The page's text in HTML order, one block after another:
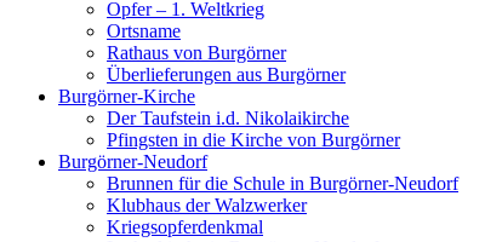
Opfer – 1. Weltkrieg
Ortsname
Rathaus von Burgörner
Überlieferungen aus Burgörner
Burgörner-Kirche
Der Taufstein i.d. Nikolaikirche
Pfingsten in die Kirche von Burgörner
Burgörner-Neudorf
Brunnen für die Schule in Burgörner-Neudorf
Klubhaus der Walzwerker
Kriegsopferdenkmal